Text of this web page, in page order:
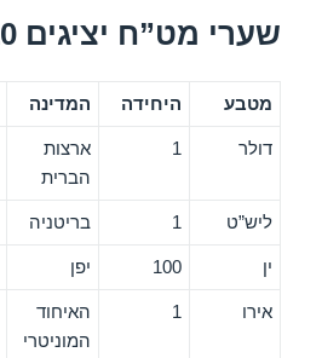
שערי מט”ח יציגים 27/05/2020
מטבע היחידה המדינה
דולר 1
ארצות
הברית
ליש”ט 1 בריטניה
ין 100 יפן
אירו 1
האיחוד
המוניטרי